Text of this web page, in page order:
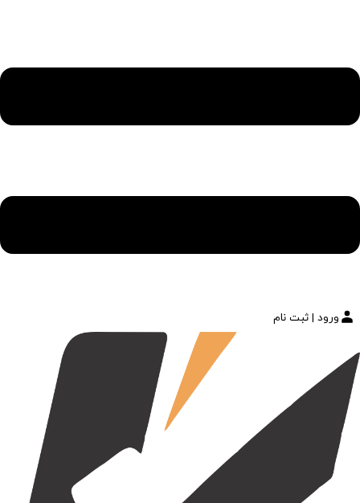
ورود | ثبت نام